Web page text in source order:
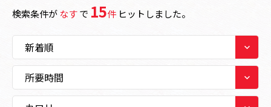
検索条件が なすで 15件 ヒットしました。